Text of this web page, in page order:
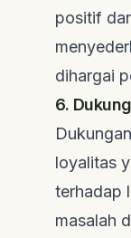
positif
dihargai
6.
loyalitas
terhadap
masalah